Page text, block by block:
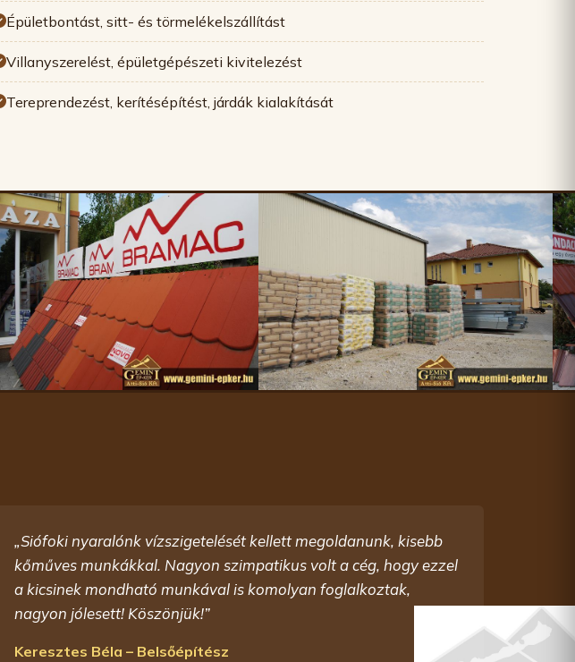
Épületbontást, sitt- és törmelékelszállítást
Villanyszerelést, épületgépészeti kivitelezést
Tereprendezést, kerítésépítést, járdák kialakítását
„Siófoki nyaralónk vízszigetelését kellett megoldanunk, kisebb
kőműves munkákkal. Nagyon szimpatikus volt a cég, hogy ezzel
a kicsinek mondható munkával is komolyan foglalkoztak,
nagyon jólesett! Köszönjük!”
Keresztes Béla – Belsőépítész